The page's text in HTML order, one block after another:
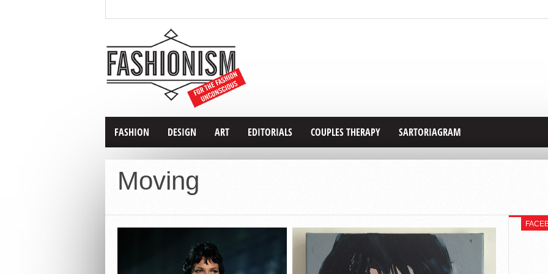
FASHION DESIGN ART EDITORIALS COUPLES THERAPY SARTORIAGRAM
Moving